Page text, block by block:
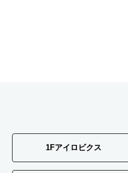
1Fアイロビクス